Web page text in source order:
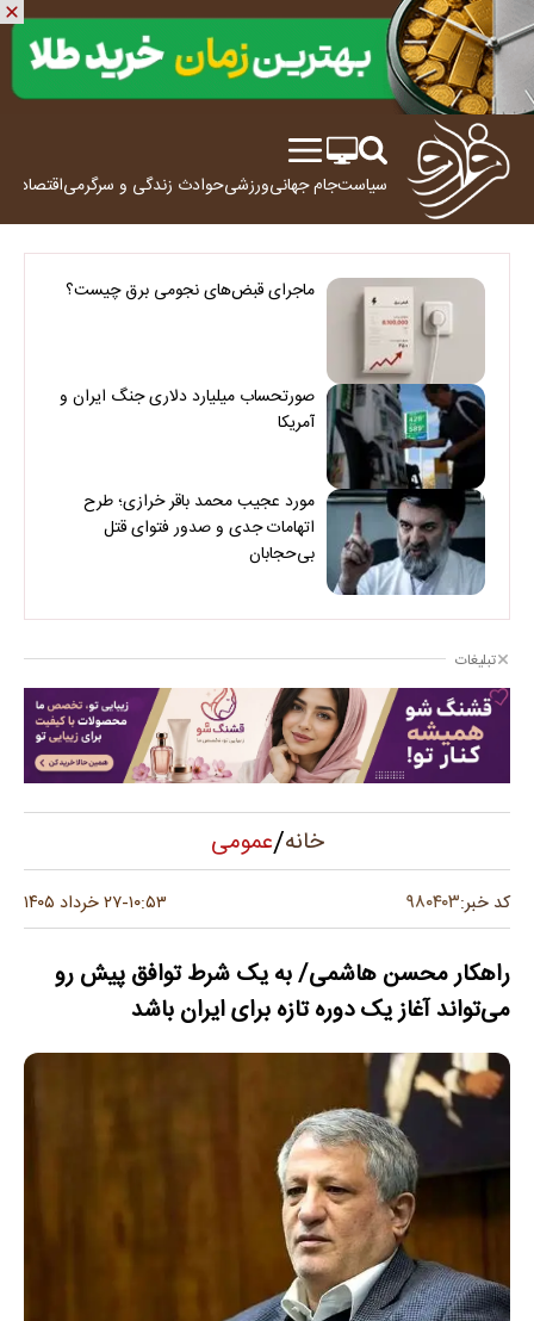
سیاستجام جهانیورزشیحوادث زندگی و سرگرمیاقتصاد
ماجرای قبض‌های نجومی برق چیست؟
صورتحساب میلیارد دلاری جنگ ایران و
آمریکا
مورد عجیب محمد باقر خرازی؛ طرح
اتهامات جدی و صدور فتوای قتل
بی‌حجابان
تبلیغات
خانه/عمومی
کد خبر:۹۸۰۴۰۳ ۱۰:۵۳-۲۷ خرداد ۱۴۰۵
راهکار محسن هاشمی‌/ به یک شرط توافق پیش رو
می‌تواند آغاز یک دوره تازه برای ایران باشد